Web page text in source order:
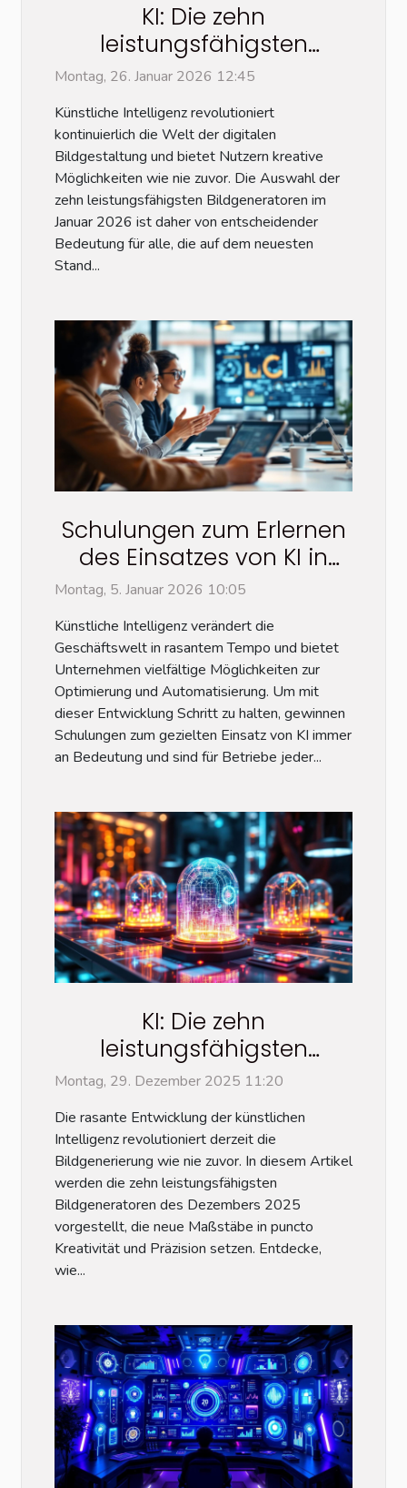
KI: Die zehn
leistungsfähigsten
Bildgeneratoren im
Januar 2026
Montag, 26. Januar 2026 12:45
Künstliche Intelligenz revolutioniert
kontinuierlich die Welt der digitalen
Bildgestaltung und bietet Nutzern kreative
Möglichkeiten wie nie zuvor. Die Auswahl der
zehn leistungsfähigsten Bildgeneratoren im
Januar 2026 ist daher von entscheidender
Bedeutung für alle, die auf dem neuesten
Stand...
Schulungen zum Erlernen
des Einsatzes von KI in
Unternehmen
Montag, 5. Januar 2026 10:05
Künstliche Intelligenz verändert die
Geschäftswelt in rasantem Tempo und bietet
Unternehmen vielfältige Möglichkeiten zur
Optimierung und Automatisierung. Um mit
dieser Entwicklung Schritt zu halten, gewinnen
Schulungen zum gezielten Einsatz von KI immer
an Bedeutung und sind für Betriebe jeder...
KI: Die zehn
leistungsfähigsten
Bildgeneratoren im
Dezember 2025
Montag, 29. Dezember 2025 11:20
Die rasante Entwicklung der künstlichen
Intelligenz revolutioniert derzeit die
Bildgenerierung wie nie zuvor. In diesem Artikel
werden die zehn leistungsfähigsten
Bildgeneratoren des Dezembers 2025
vorgestellt, die neue Maßstäbe in puncto
Kreativität und Präzision setzen. Entdecke,
wie...